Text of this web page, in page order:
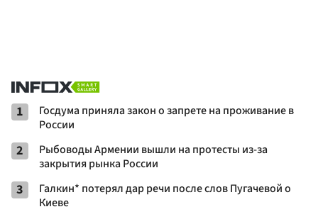
1
Госдума приняла закон о запрете на проживание в
России
2
Рыбоводы Армении вышли на протесты из-за
закрытия рынка России
3
Галкин* потерял дар речи после слов Пугачевой о
Киеве